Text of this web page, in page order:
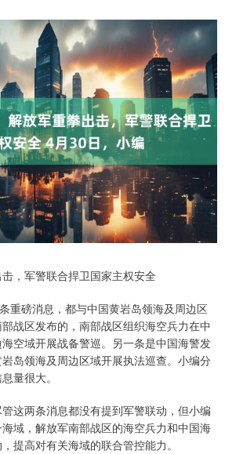
，军警联合捍卫国家主权安全
重磅消息，都与中国黄岩岛领海及周边区
战区发布的，南部战区组织海空兵力在中
空域开展战备警巡。另一条是中国海警发
岛领海及周边区域开展执法巡查。小编分
量很大。
这两条消息都没有提到军警联动，但小编
域，解放军南部战区的海空兵力和中国海
提高对有关海域的联合管控能力。